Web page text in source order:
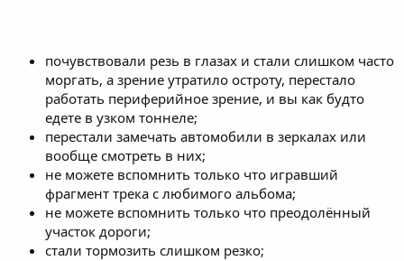
почувствовали резь в глазах и стали слишком часто
моргать, а зрение утратило остроту, перестало
работать периферийное зрение, и вы как будто
едете в узком тоннеле;
перестали замечать автомобили в зеркалах или
вообще смотреть в них;
не можете вспомнить только что игравший
фрагмент трека с любимого альбома;
не можете вспомнить только что преодолённый
участок дороги;
стали тормозить слишком резко;